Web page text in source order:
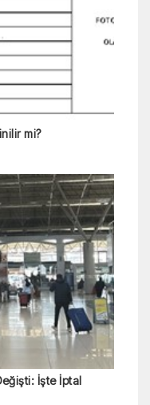
mi?
İşte İptal